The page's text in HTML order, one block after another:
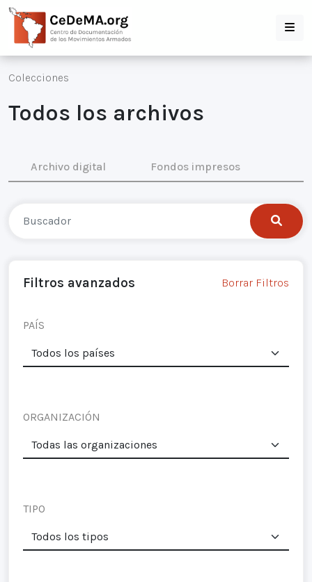
Colecciones
Todos los archivos
Archivo digital Fondos impresos
Filtros avanzados Borrar Filtros
PAÍS
ORGANIZACIÓN
TIPO